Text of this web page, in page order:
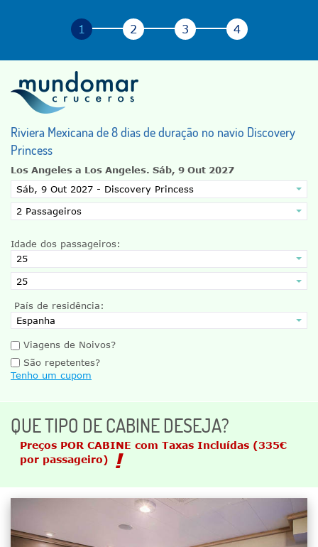
Riviera Mexicana de 8 dias de duração no navio Discovery
Princess
Los Angeles a Los Angeles. Sáb, 9 Out 2027
Idade dos passageiros:
País de residência:
Viagens de Noivos?
São repetentes?
Tenho um cupom
QUE TIPO DE CABINE DESEJA?
Preços POR CABINE com Taxas Incluídas (335€
por passageiro)